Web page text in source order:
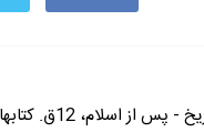
اسلام، 12ق. کتابهای نقد شده